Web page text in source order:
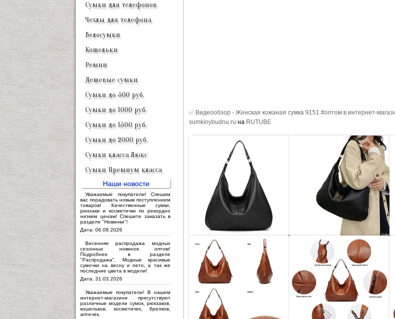
Сумки для телефонов
Чехлы для телефона
Велосумки
Кошельки
Ремни
Дешевые сумки
Сумки до 500 руб.
Сумки до 1000 руб.
Сумки до 1500 руб.
Сумки до 2000 руб.
Сумки класса Люкс
Сумки Премиум класса
Наши новости
Уважаемые покупатели! Спешим
вас порадовать новым поступлением
товаров! Качественные сумки,
рюкзаки и косметички по рекордно
низким ценам! Спешите заказать в
разделе "Новинки"!
Дата: 06.08.2026
Весенняя распродажа модных
сезонных новинок оптом!
Подробнее в разделе
"Распродажа". Модные красивые
сумочки на весну и лето, а так же
последние цвета в модели!
Дата: 31.03.2026
Уважаемые покупатели! В нашем
интернет-магазине присутствуют
различные модели сумок, рюкзаков,
кошельков, косметичек, брелков,
аптечек.
✅ Видеообзор - Женская кожаная сумка 9151 #оптом в интернет-
sumkinybudnu.ru на RUTUBE